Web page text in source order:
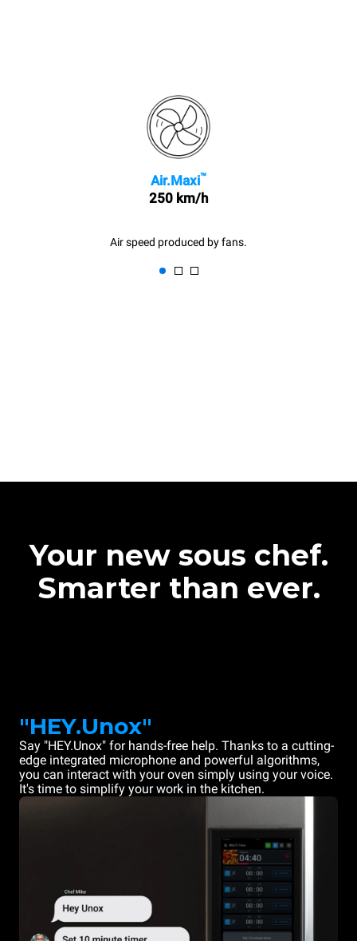
Air.Maxi™
250 km/h
Air speed produced by fans.
Your new sous chef.
Smarter than ever.
"HEY.Unox"
Say "HEY.Unox" for hands-free help. Thanks to a cutting-
edge integrated microphone and powerful algorithms,
you can interact with your oven simply using your voice.
It's time to simplify your work in the kitchen.